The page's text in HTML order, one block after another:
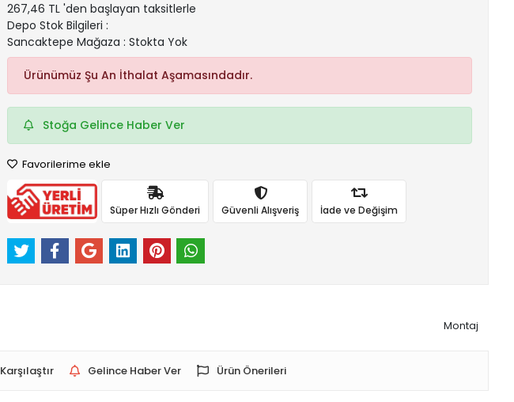
267,46 TL 'den başlayan taksitlerle
Depo Stok Bilgileri :
Sancaktepe Mağaza : Stokta Yok
Ürünümüz Şu An İthalat Aşamasındadır.
Stoğa Gelince Haber Ver
Favorilerime ekle
Süper Hızlı Gönderi Güvenli Alışveriş İade ve Değişim
Montaj
Karşılaştır Gelince Haber Ver Ürün Önerileri